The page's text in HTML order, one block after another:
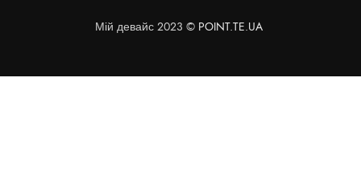
Мій девайс 2023 © POINT.TE.UA